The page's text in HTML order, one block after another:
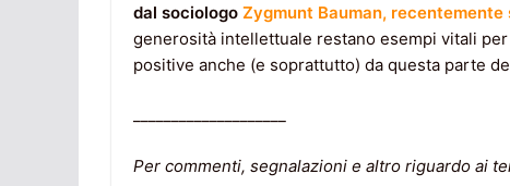
dal sociologo Zygmunt Bauman, recentemente
generosità intellettuale restano esempi vitali
positive anche (e soprattutto) da questa parte
Per commenti, segnalazioni e altro riguardo ai